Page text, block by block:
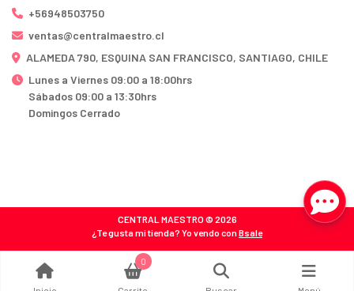
+56948503750
ventas@centralmaestro.cl
ALAMEDA 790, ESQUINA SAN FRANCISCO, SANTIAGO, CHILE
Lunes a Viernes 09:00 a 18:00hrs
Sábados 09:00 a 13:30hrs
Domingos Cerrado
CENTRAL MAESTRO © 2026
¿Te gusta mi tienda? Yo vendo conBsale
0